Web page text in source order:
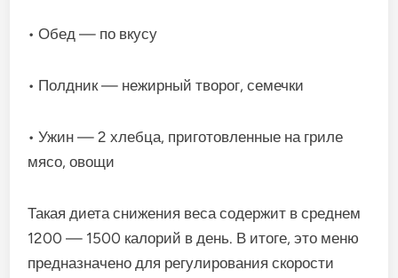
• Обед — по вкусу
• Полдник — нежирный творог, семечки
• Ужин — 2 хлебца, приготовленные на гриле
мясо, овощи
Такая диета снижения веса содержит в среднем
1200 — 1500 калорий в день. В итоге, это меню
предназначено для регулирования скорости